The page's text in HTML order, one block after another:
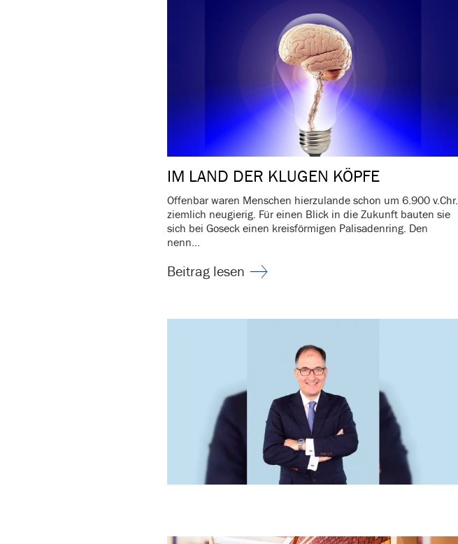
IM LAND DER KLUGEN KÖPFE
Offenbar waren Menschen hier­zu­lande schon um 6.900 v.​Chr.
ziem­lich neugierig. Für einen Blick in die Zukunft bauten sie
sich bei Goseck einen kreis­för­migen Pali­sa­den­ring. Den
nenn...
Beitrag lesen